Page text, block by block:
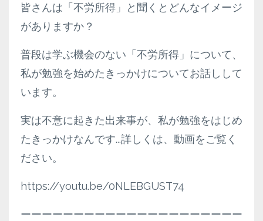
皆さんは「不労所得」と聞くとどんなイメージ
がありますか？
普段は学ぶ機会のない「不労所得」について、
私が勉強を始めたきっかけについてお話しして
います。
実は不意に起きた出来事が、私が勉強をはじめ
たきっかけなんです...詳しくは、動画をご覧く
ださい。
https://youtu.be/0NLEBGUST74
ーーーーーーーーーーーーーーーーーーーーー